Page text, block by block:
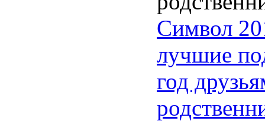
Символ
лучшие
год